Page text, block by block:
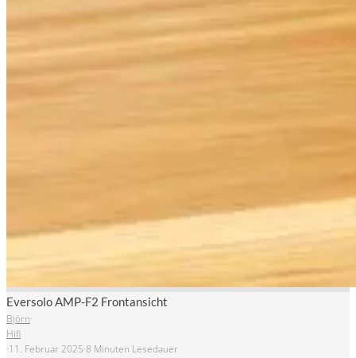
Eversolo AMP-F2 Frontansicht
Björn·
Hifi
·11. Februar 2025·8 Minuten Lesedauer